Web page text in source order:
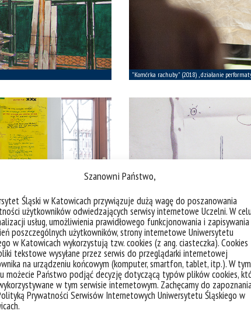
Szanowni Państwo,
Śląski w Katowicach przywiązuje dużą wagę do poszanowania
użytkowników odwiedzających serwisy internetowe Uczelni. W
usług, umożliwienia prawidłowego funkcjonowania i zapisywania
poszczególnych użytkowników, strony internetowe Uniwersytetu
w Katowicach wykorzystują tzw. cookies (z ang. ciasteczka).
tekstowe wysyłane przez serwis do przeglądarki internetowej
na urządzeniu końcowym (komputer, smartfon, tablet, itp.). W tym
możecie Państwo podjąć decyzję dotyczącą typów plików cookies,
w tym serwisie internetowym. Zachęcamy do
Prywatności Serwisów Internetowych Uniwersytetu Śląskiego w